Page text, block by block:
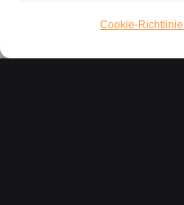
Cookie-Richtlinie